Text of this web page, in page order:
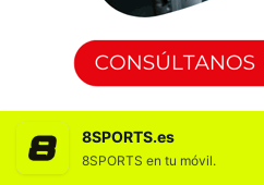
8SPORTS.es
8SPORTS en tu móvil.